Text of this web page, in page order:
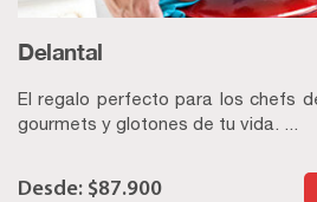
Delantal
El regalo perfecto para los chefs
gourmets y glotones de tu vida. ...
$87.900